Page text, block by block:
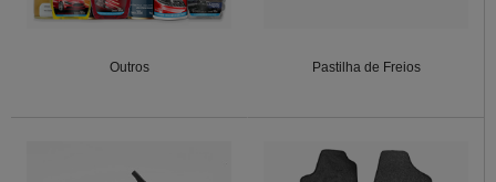
Outros Pastilha de Freios